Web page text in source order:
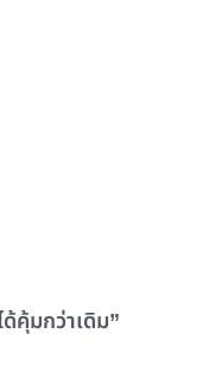
คุ้มกว่าเดิม”